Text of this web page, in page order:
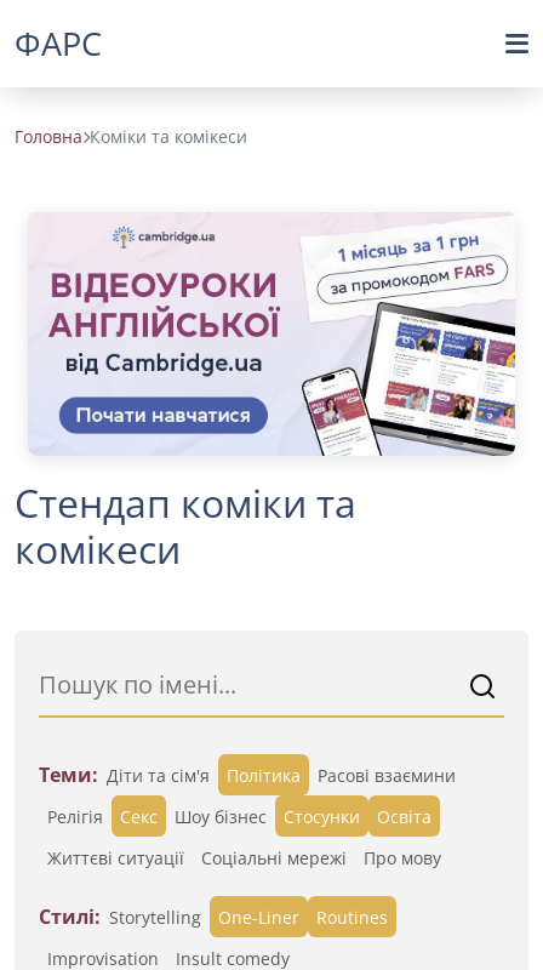
ФАРС
Головна Коміки та комікеси
Стендап коміки та
комікеси
Теми: Діти та сім'я Політика
Расові взаємини
Релігія
Секс Шоу бізнес Стосунки
Освіта
Життєві ситуації
Cоціальні мережі Про мову
Стилі: Storytelling One-Liner
Routines
Improvisation
Insult comedy